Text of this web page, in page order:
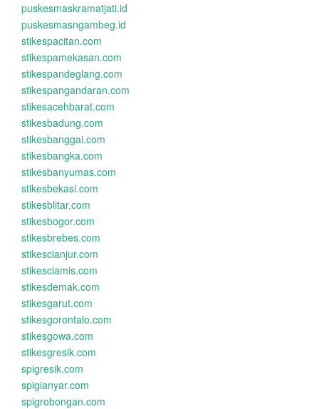
puskesmaskramatjati.id
puskesmasngambeg.id
stikespacitan.com
stikespamekasan.com
stikespandeglang.com
stikespangandaran.com
stikesacehbarat.com
stikesbadung.com
stikesbanggai.com
stikesbangka.com
stikesbanyumas.com
stikesbekasi.com
stikesblitar.com
stikesbogor.com
stikesbrebes.com
stikescianjur.com
stikesciamis.com
stikesdemak.com
stikesgarut.com
stikesgorontalo.com
stikesgowa.com
stikesgresik.com
spigresik.com
spigianyar.com
spigrobongan.com